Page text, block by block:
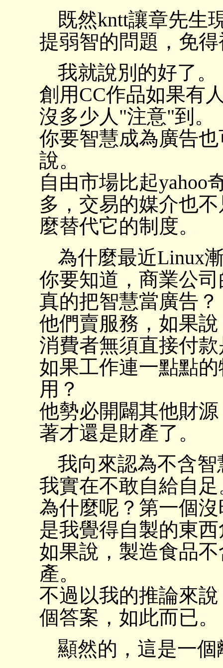
既然kntt讓章先生
提弱智的問題，免
我就說別的好了。
創用CC作品如果有
沒多少人"注意"到。
你要智慧成為廣告
說。
自由市場比起yahoo
多，交易的媒介也
麼替代它的制度。
為什麼最近Linux
你要知道，商業公
真的把智慧當廣告？
他們賣服務，如果
消費者無須直接付
如果工作連一點點
用？
他勢必開闢其他財
著才還是財產了。
我向來認為不含
我實在不敢自給自足
為什麼呢？第一個
是我覺得自製的東
如果說，製造食品
產。
不過以我的推論來
個答案，如此而已。
顯然的，這是一